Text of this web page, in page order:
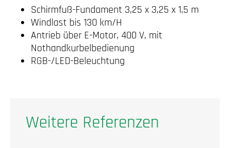
Schirmfuß-Fundament 3,25 x 3,25 x 1,5 m
Windlast bis 130 km/H
Antrieb über E-Motor, 400 V, mit
Nothandkurbelbedienung
RGB-/LED-Beleuchtung
Weitere Referenzen